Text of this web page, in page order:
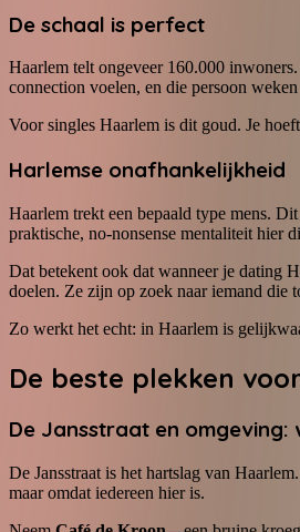
De schaal is perfect
Haarlem telt ongeveer 160.000
connection voelen, en die persoon
Voor singles Haarlem is dit goud. Je
Harlemse onafhankelijkheid
Haarlem trekt een bepaald type mens.
praktische, no-nonsense mentaliteit hier
Dat betekent ook dat wanneer je dating
doelen. Ze zijn op zoek naar iemand die
Zo werkt het echt: in Haarlem is
De beste plekken
De Jansstraat en omgeving:
De Jansstraat is het hartslag van
maar omdat iedereen hier is.